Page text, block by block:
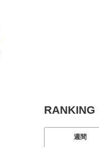
RANKING
週間